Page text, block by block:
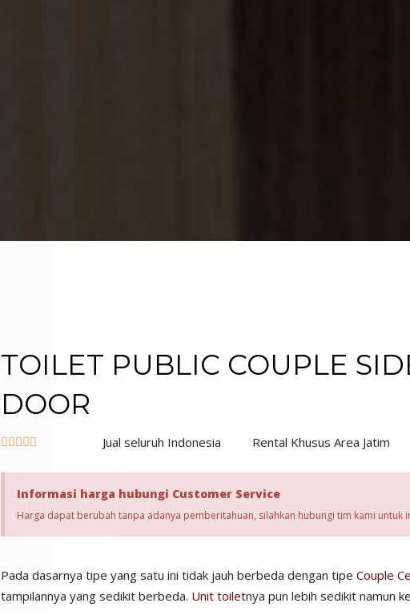
TOILET PUBLIC COUPLE
DOOR
 Jual seluruh Indonesia Rental Khusus Area Jatim
Informasi harga hubungi Customer Service
Harga dapat berubah tanpa adanya pemberitahuan, silahkan hubungi tim kami untuk
Pada dasarnya tipe yang satu ini tidak jauh berbeda dengan tipe Couple
tampilannya yang sedikit berbeda. Unit toiletnya pun lebih sedikit namun